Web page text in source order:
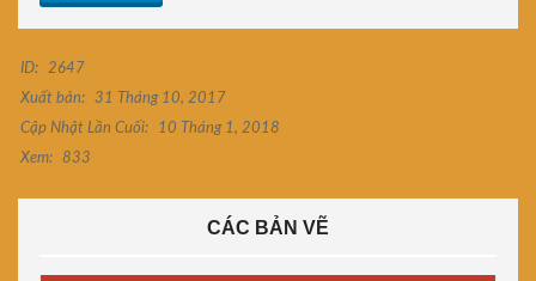
ID:
2647
Xuất bản:
31 Tháng 10, 2017
Cập Nhật Lần Cuối:
10 Tháng 1, 2018
Xem:
833
CÁC BẢN VẼ